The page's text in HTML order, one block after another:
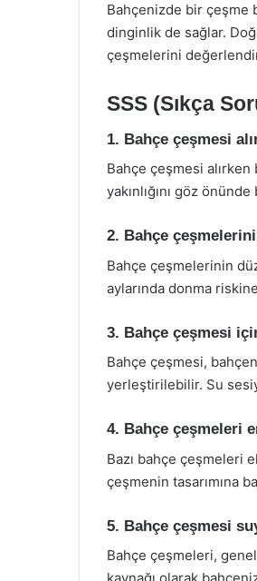
Bahçenizde bir çeşme
dinginlik de sağlar.
çeşmelerini
SSS (Sıkça
1. Bahçe çeşmesi
Bahçe çeşmesi
yakınlığını göz önünde
2. Bahçe
Bahçe çeşmelerinin
aylarında donma
3. Bahçe çeşmesi
Bahçe çeşmesi,
yerleştirilebilir. Su
4. Bahçe çeşmeleri
Bazı bahçe çeşmeleri
çeşmenin tasarımına
5. Bahçe çeşmesi
Bahçe çeşmeleri,